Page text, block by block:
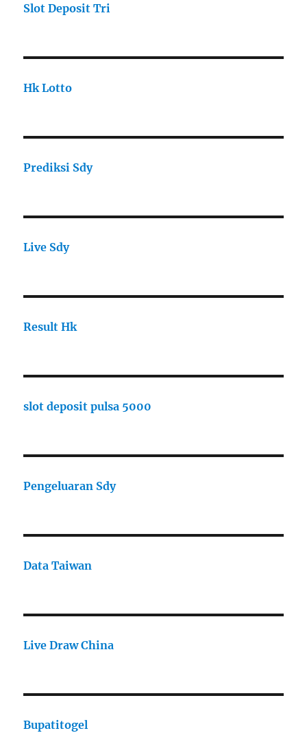
Slot Deposit Tri
Hk Lotto
Prediksi Sdy
Live Sdy
Result Hk
slot deposit pulsa 5000
Pengeluaran Sdy
Data Taiwan
Live Draw China
Bupatitogel